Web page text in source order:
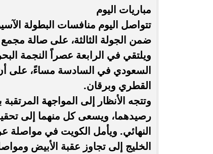
مباريات اليوم
تتواصل اليوم منافسات البطولة
ضمن الجولة الثالثة، على صالة مجمع
ويلتقي في الرابعة عصراً النجمة
السعودي في السادسة مساءً، على أن
القطري وبرقان.
وتتجه الأنظار إلى المواجهة
رصيدهما، ويسعى كل منهما إلى
النهائي. ويأمل الكويت في مواصلة
الخليج إلى تجاوز عقبة الأبيض